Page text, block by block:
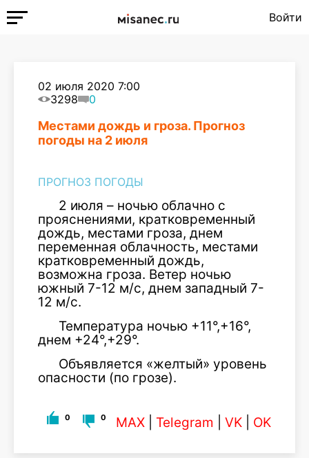
Войти
02 июля 2020 7:00
3298
0
Местами дождь и гроза. Прогноз
погоды на 2 июля
ПРОГНОЗ ПОГОДЫ
2 июля – ночью облачно с
прояснениями, кратковременный
дождь, местами гроза, днем
переменная облачность, местами
кратковременный дождь,
возможна гроза. Ветер ночью
южный 7-12 м/с, днем западный 7-
12 м/с.
Температура ночью +11°,+16°,
днем +24°,+29°.
Объявляется «желтый» уровень
опасности (по грозе).
0 0 MAX Telegram VK OK